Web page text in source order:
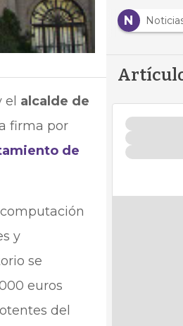
el alcalde de
firma por
de
y
se
euros
del
N